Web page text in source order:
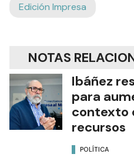
Edición Impresa
NOTAS
Ibáñez
para
contexto
recursos
POLÍTICA